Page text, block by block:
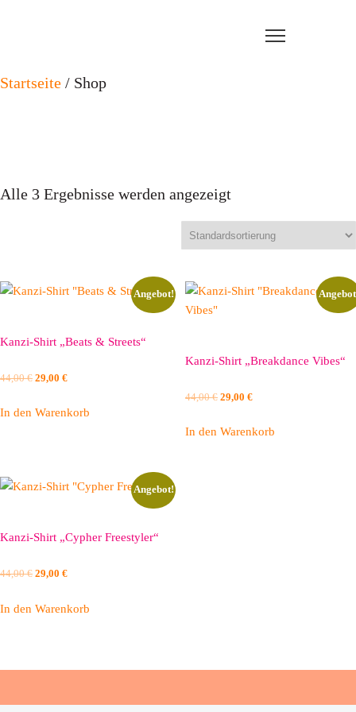
Startseite / Shop
Alle 3 Ergebnisse werden angezeigt
Angebot!
Kanzi-Shirt „Beats & Streets“
44,00€ Ursprünglicher
war:
29,00 €Aktueller
ist:
In den Warenkorb
Kanzi-Shirt „Breakdance Vibes“
44,00€ Ursprünglicher
war:
29,00 €Aktueller
ist:
In den Warenkorb
Angebot!
Kanzi-Shirt „Cypher Freestyler“
44,00€ Ursprünglicher
war:
29,00 €Aktueller
ist:
In den Warenkorb